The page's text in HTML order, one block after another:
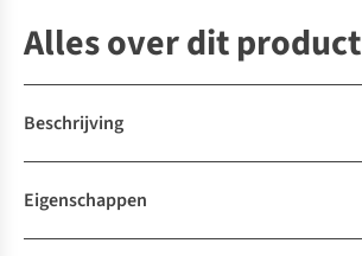
Alles over dit product
Beschrijving
Eigenschappen